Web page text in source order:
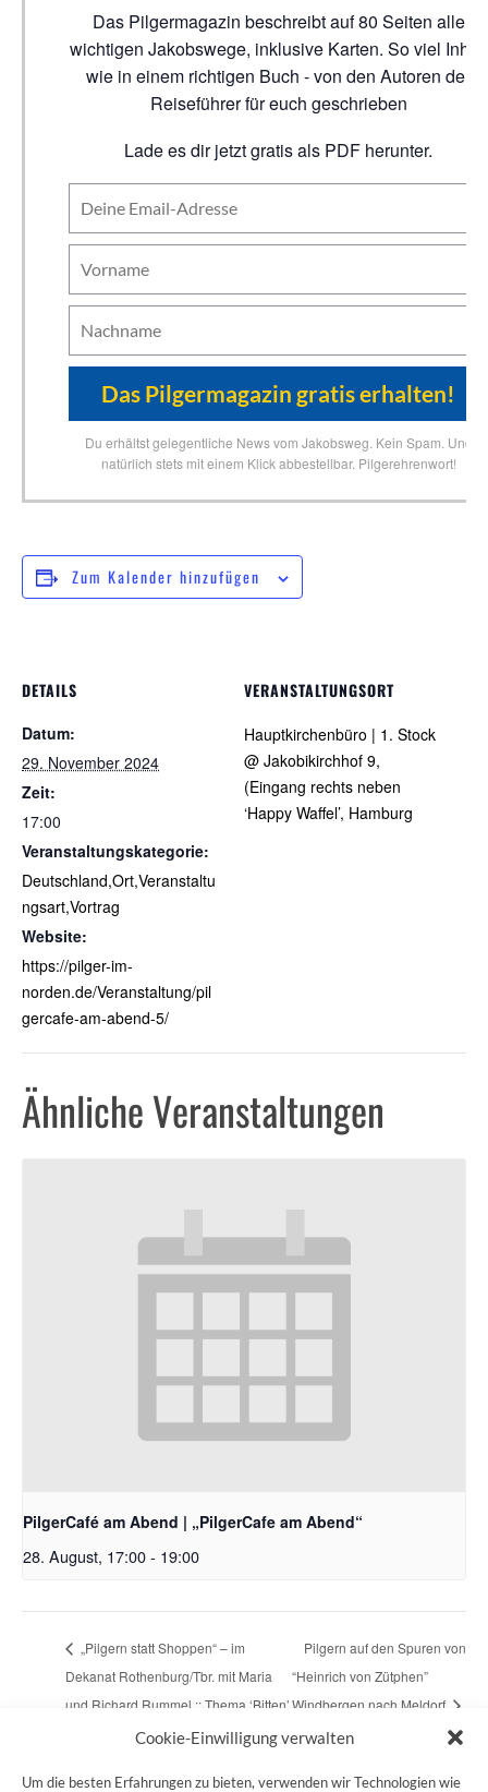
Cookie-Einwilligung verwalten
Um die besten Erfahrungen zu bieten, verwenden wir Technologien wie
Das Pilgermagazin beschreibt auf 80 Seiten alle
wichtigen Jakobswege, inklusive Karten. So viel Inhalt
wie in einem richtigen Buch - von den Autoren der
Reiseführer für euch geschrieben
Lade es dir jetzt gratis als PDF herunter.
Du erhältst gelegentliche News vom Jakobsweg. Kein Spam. Und
natürlich stets mit einem Klick abbestellbar. Pilgerehrenwort!
Zum Kalender hinzufügen
DETAILS
Datum:
29. November 2024
Zeit:
17:00
Veranstaltungskategorie:
Deutschland,Ort,Veranstaltu
ngsart,Vortrag
Website:
https://pilger-im-
norden.de/Veranstaltung/pil
gercafe-am-abend-5/
VERANSTALTUNGSORT
Hauptkirchenbüro | 1. Stock
@ Jakobikirchhof 9,
(Eingang rechts neben
‘Happy Waffel’, Hamburg
Ähnliche Veranstaltungen
PilgerCafé am Abend | „PilgerCafe am Abend“
28. August, 17:00- 19:00
„Pilgern statt Shoppen“ – im
Dekanat Rothenburg/Tbr. mit Maria
und Richard Rummel :: Thema ‘Bitten’
Pilgern auf den Spuren von
“Heinrich von Zütphen”
Windbergen nach Meldorf